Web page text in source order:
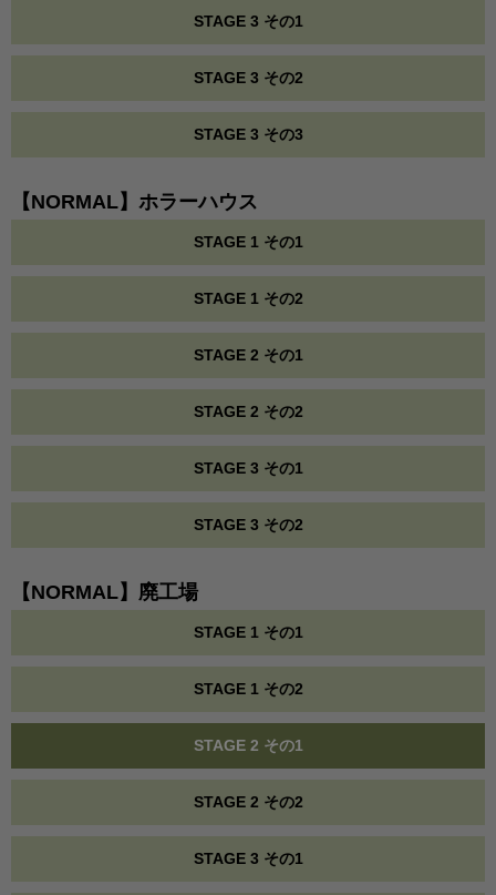
STAGE 3 その1
STAGE 3 その2
STAGE 3 その3
【NORMAL】ホラーハウス
STAGE 1 その1
STAGE 1 その2
STAGE 2 その1
STAGE 2 その2
STAGE 3 その1
STAGE 3 その2
【NORMAL】廃工場
STAGE 1 その1
STAGE 1 その2
STAGE 2 その1
STAGE 2 その2
STAGE 3 その1